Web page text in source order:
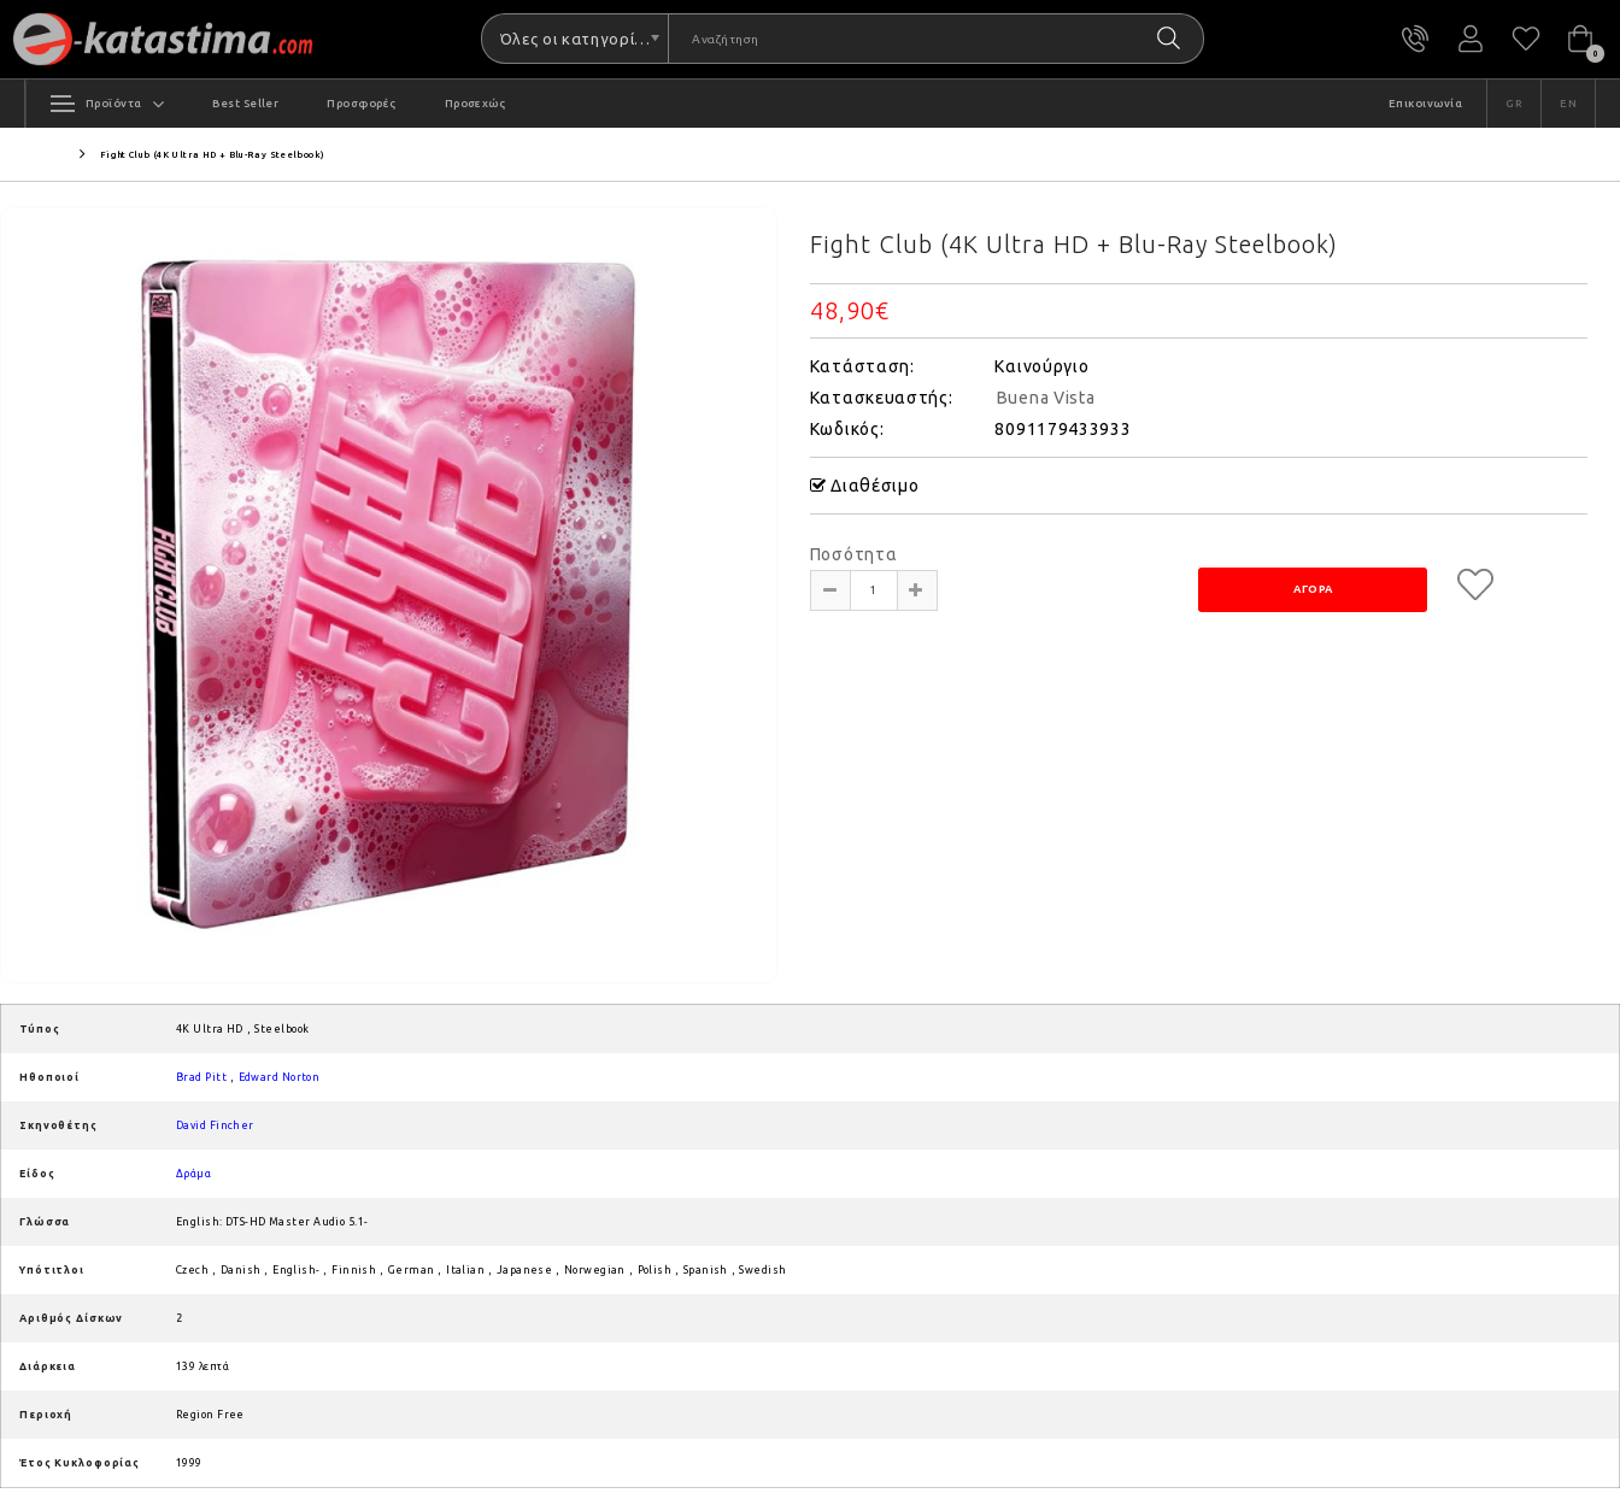
Όλες οι κατηγορίες
0
Προϊόντα Best Seller Προσφορές Προσεχώς Επικοινωνία GR EN
Fight Club (4K Ultra HD + Blu-Ray Steelbook)
Fight Club (4K Ultra HD + Blu-Ray Steelbook)
48,90€
Κατάσταση:
Καινούργιο
Κατασκευαστής:
Buena Vista
Κωδικός:
8091179433933
Διαθέσιμο
Ποσότητα
Τύπος 4K Ultra HD ,Steelbook
Ηθοποιοί Brad Pitt, Edward Norton
Σκηνοθέτης David Fincher
Είδος Δράμα
Γλώσσα English: DTS-HD Master Audio 5.1-
Υπότιτλοι Czech , Danish , English- , Finnish , German , Italian , Japanese , Norwegian , Polish , Spanish ,Swedish
Αριθμός Δίσκων 2
Διάρκεια 139 λεπτά
Περιοχή Region Free
Έτος Κυκλοφορίας 1999